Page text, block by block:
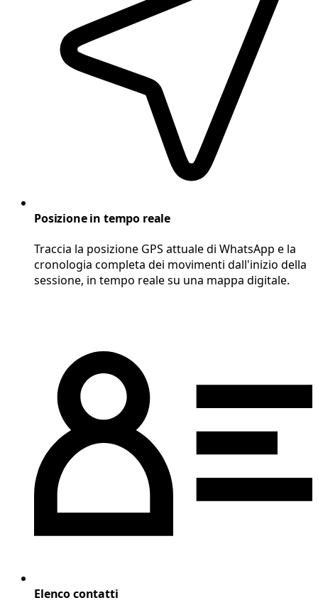
Posizione in tempo reale
Traccia la posizione GPS attuale di WhatsApp e la
cronologia completa dei movimenti dall'inizio della
sessione, in tempo reale su una mappa digitale.
Elenco contatti